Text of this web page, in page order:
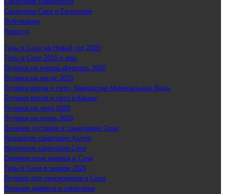
Санатории Саки и Евпатория
Публикации
Новости
Туры в Сочи на Новый год 2020
Туры в Сочи 2020 в мае
Путевки на январь-февраль 2020
Путевки на весну 2020
Путевки весна и лето. Кавказские Минеральные Воды
Путевки весна и лето в Крыму
Путевки на лето 2020
Путевки на осень 2020
Лечение суставов в санаториях Сочи
Недорогие санатории Адлер
Недорогие санатории Сочи
Одноместные номера в Сочи
Туры в Сочи в январе 2020
Путевки для пенсионеров в Сочи
Лечение диабета в санатории